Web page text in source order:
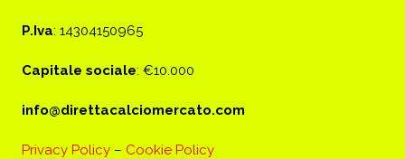
P.Iva: 14304150965
Capitale sociale: €10.000
info@direttacalciomercato.com
Privacy Policy – Cookie Policy